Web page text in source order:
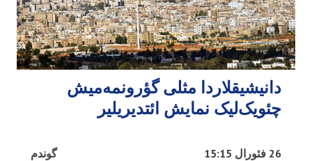
دانیشیقلاردا مثلی گؤرونمه‌میش
چئویک‌لیک نمایش ائتدیریلیر
گوندم 26 فئورال 15:15